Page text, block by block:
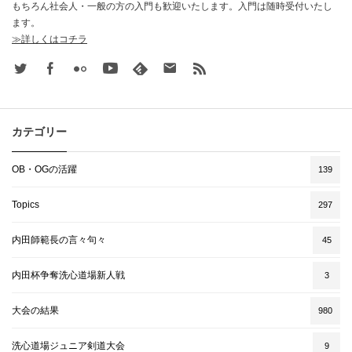
もちろん社会人・一般の方の入門も歓迎いたします。入門は随時受付いたし
ます。
≫詳しくはコチラ
Twitter FacebookFlickr Youtube feedly Contact
カテゴリー
OB・OGの活躍 139
Topics 297
内田師範長の言々句々 45
内田杯争奪洗心道場新人戦 3
大会の結果 980
洗心道場ジュニア剣道大会 9